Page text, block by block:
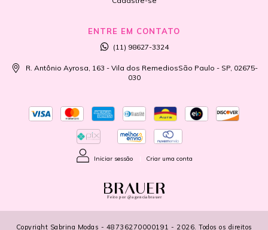
ENTRE EM CONTATO
(11) 98627-3324
R. Antônio Ayrosa, 163 - Vila dos RemediosSão Paulo - SP, 02675-
030
Iniciar sessão Criar uma conta
Feito por @agenciabrauer
Copyright Sabrina Modas - 48736270000191 - 2026. Todos os direitos